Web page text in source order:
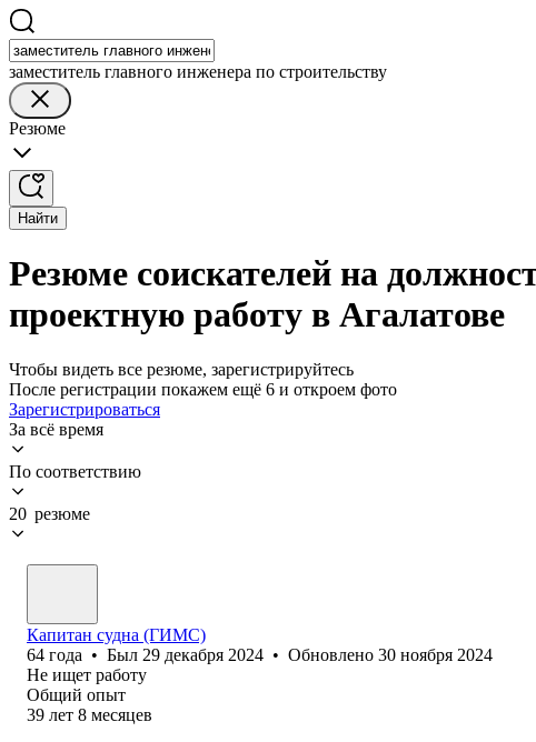
заместитель главного инженера по строительству
Резюме
Найти
Резюме соискателей на
проектную работу в Агалатове
Чтобы видеть все резюме, зарегистрируйтесь
После регистрации покажем ещё 6 и откроем фото
Зарегистрироваться
За всё время
По соответствию
20 резюме
Капитан судна (ГИМС)
64 года • Был 29 декабря 2024 • Обновлено 30 ноября 2024
Не ищет работу
Общий опыт
39 лет 8 месяцев